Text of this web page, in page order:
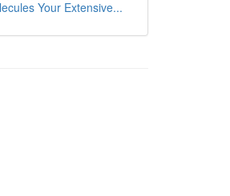
Your Extensive...